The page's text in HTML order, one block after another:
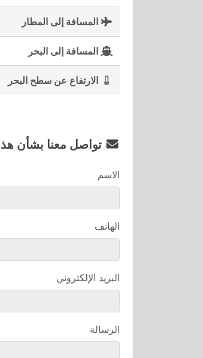
المسافة إلى المطار
المسافة إلى البحر
الارتفاع عن سطح البحر
تواصل معنا بشأن
الاسم
الهاتف
البريد الإلكتروني
الرسالة